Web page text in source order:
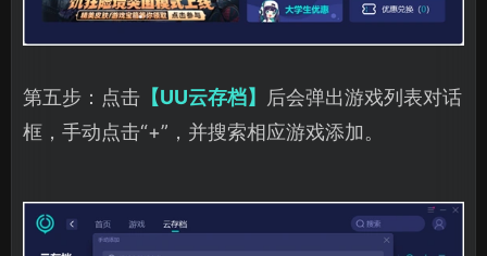
第五步：点击 【UU云存档】 后会弹出游戏列表对话
框，手动点击“+”，并搜索相应游戏添加。